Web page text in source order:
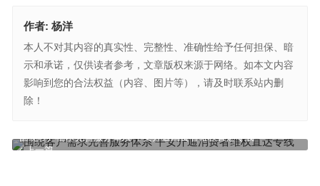
作者: 杨洋
本人不对其内容的真实性、完整性、准确性给予任何担保、暗
示和承诺，仅供读者参考，文章版权来源于网络。如本文内容
影响到您的合法权益（内容、图片等），请及时联系站内删
除！
上一篇
围绕客户需求完善服务体系 平安开通消费者维权直达专线
孙哥看好的APENFT重磅登陆火币，并带上了毕加索NFT作品